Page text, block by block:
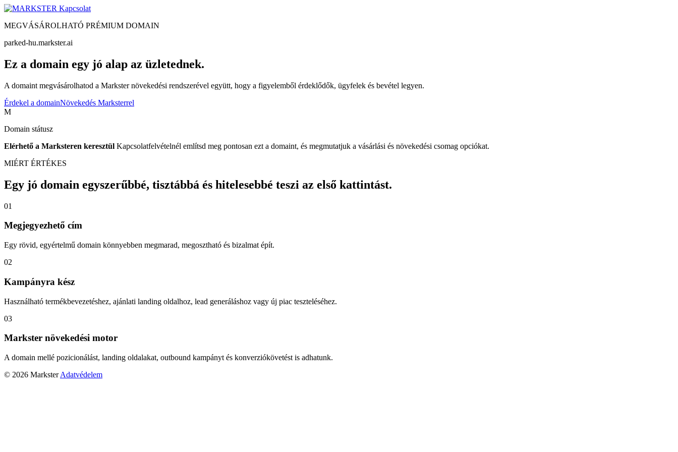
Kapcsolat
MEGVÁSÁROLHATÓ PRÉMIUM DOMAIN
parked-hu.markster.ai
Ez a domain egy jó alap az üzletednek.
A domaint megvásárolhatod a Markster növekedési rendszerével együtt, hogy a figyelemből érdeklődők, ügyfelek és bevétel legyen.
Érdekel a domainNövekedés Marksterrel
M
Domain státusz
Elérhető a Marksteren keresztül Kapcsolatfelvételnél említsd meg pontosan ezt a domaint, és megmutatjuk a vásárlási és növekedési csomag opciókat.
MIÉRT ÉRTÉKES
Egy jó domain egyszerűbbé, tisztábbá és hitelesebbé teszi az első kattintást.
01
Megjegyezhető cím
Egy rövid, egyértelmű domain könnyebben megmarad, megosztható és bizalmat épít.
02
Kampányra kész
Használható termékbevezetéshez, ajánlati landing oldalhoz, lead generáláshoz vagy új piac teszteléséhez.
03
Markster növekedési motor
A domain mellé pozicionálást, landing oldalakat, outbound kampányt és konverziókövetést is adhatunk.
© 2026 Markster Adatvédelem